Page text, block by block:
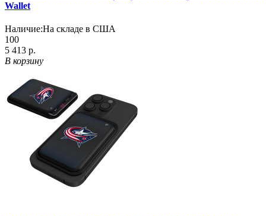
Wallet
Наличие:На складе в США
100
5 413 р.
В корзину